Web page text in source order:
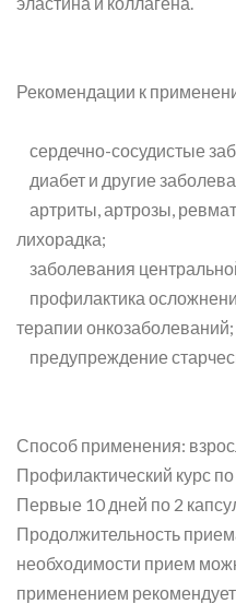
Рекомендации к
сердечно-сосудистые
диабет и другие
артриты, артрозы,
лихорадка;
заболевания
профилактика
терапии онкозаболеваний;
предупреждение
Способ применения:
Профилактический курс
Первые 10 дней по 2
Продолжительность
необходимости прием
применением